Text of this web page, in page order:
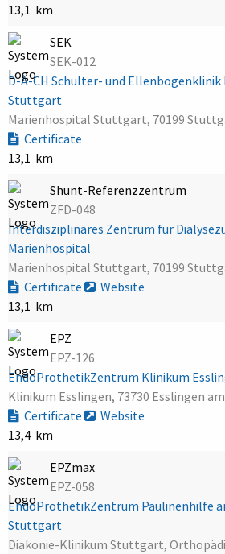
13,1 km
SEK
SEK-012
D-A-CH Schulter- und
Stuttgart
Marienhospital Stuttgart, 70199
Certificate
13,1 km
Shunt-Referenzzentrum
ZFD-048
Interdisziplinäres Zentrum für
Marienhospital
Marienhospital Stuttgart, 70199
Certificate
Website
13,1 km
EPZ
EPZ-126
EndoProthetikZentrum Klinikum
Klinikum Esslingen, 73730 Esslingen
Certificate
Website
13,4 km
EPZmax
EPZ-058
EndoProthetikZentrum Paulinenhilfe
Stuttgart
Diakonie-Klinikum Stuttgart,